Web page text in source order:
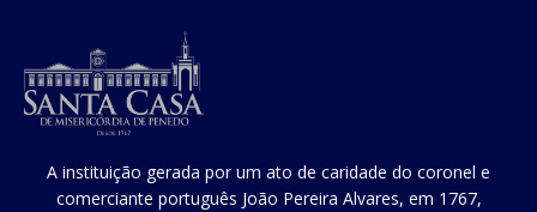
A instituição gerada por um ato de caridade do coronel e
comerciante português João Pereira Alvares, em 1767,